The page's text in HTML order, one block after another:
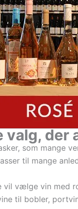
valg, der
som mange
til mange
vælge vin med
til bobler,